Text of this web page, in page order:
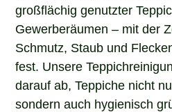
großflächig genutzter
Gewerberäumen – mit der
Schmutz, Staub und
fest. Unsere
darauf ab, Teppiche nicht
sondern auch hygienisch